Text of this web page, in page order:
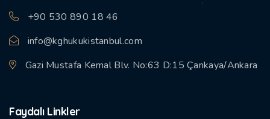
+90 530 890 18 46
info@kghukukistanbul.com
Gazi Mustafa Kemal Blv. No:63 D:15 Çankaya/Ankara
Faydalı Linkler